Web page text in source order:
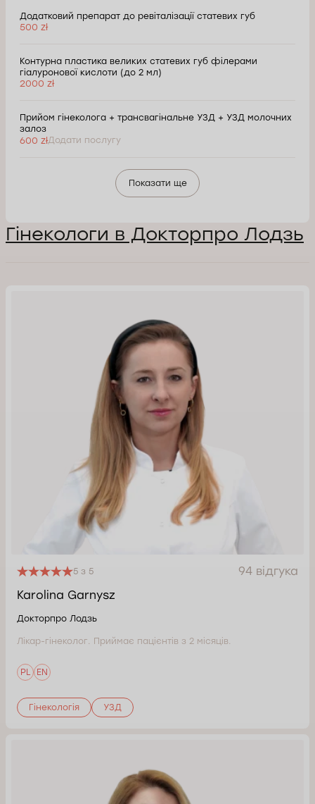
Додатковий препарат до ревіталізації статевих губ
500 zł
Контурна пластика великих статевих губ філерами
гіалуронової кислоти (до 2 мл)
2000 zł
Прийом гінеколога + трансвагінальне УЗД + УЗД молочних
залоз
600 złДодати послугу
Показати ще
Гінекологи в Докторпро Лодзь
5 з 5
94 відгука
Karolina Garnysz
Докторпро Лодзь
Лікар-гінеколог. Приймає пацієнтів з 2 місяців.
PL EN
Гінекологія УЗД